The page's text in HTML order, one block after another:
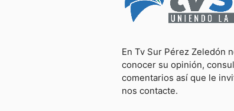
En Tv Sur Pérez Zeledón
conocer su opinión,
comentarios así que le
nos contacte.